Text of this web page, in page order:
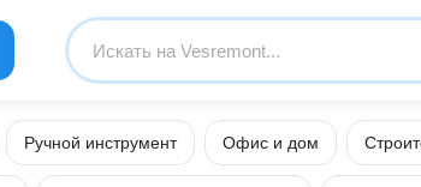
Ручной инструмент Офис и дом